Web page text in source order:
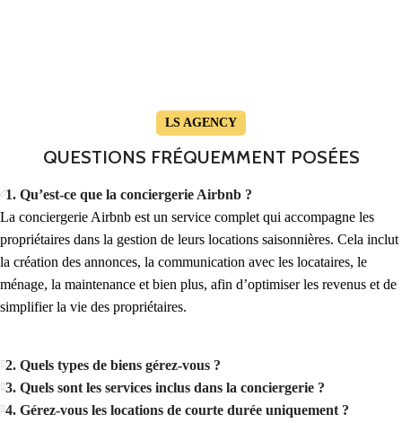
LS AGENCY
QUESTIONS FRÉQUEMMENT POSÉES
1. Qu’est-ce que la conciergerie Airbnb ?
La conciergerie Airbnb est un service complet qui accompagne les
propriétaires dans la gestion de leurs locations saisonnières. Cela inclut
la création des annonces, la communication avec les locataires, le
ménage, la maintenance et bien plus, afin d’optimiser les revenus et de
simplifier la vie des propriétaires.
2. Quels types de biens gérez-vous ?
3. Quels sont les services inclus dans la conciergerie ?
4. Gérez-vous les locations de courte durée uniquement ?